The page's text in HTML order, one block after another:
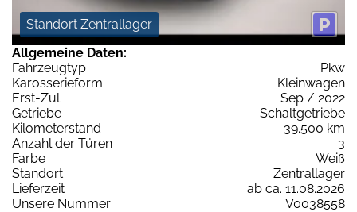
Standort Zentrallager
Allgemeine Daten:
Fahrzeugtyp
Pkw
Karosserieform
Kleinwagen
Erst-Zul.
Sep / 2022
Getriebe
Schaltgetriebe
Kilometerstand
39.500 km
Anzahl der Türen
3
Farbe
Weiß
Standort
Zentrallager
Lieferzeit
ab ca. 11.08.2026
Unsere Nummer
V0038558